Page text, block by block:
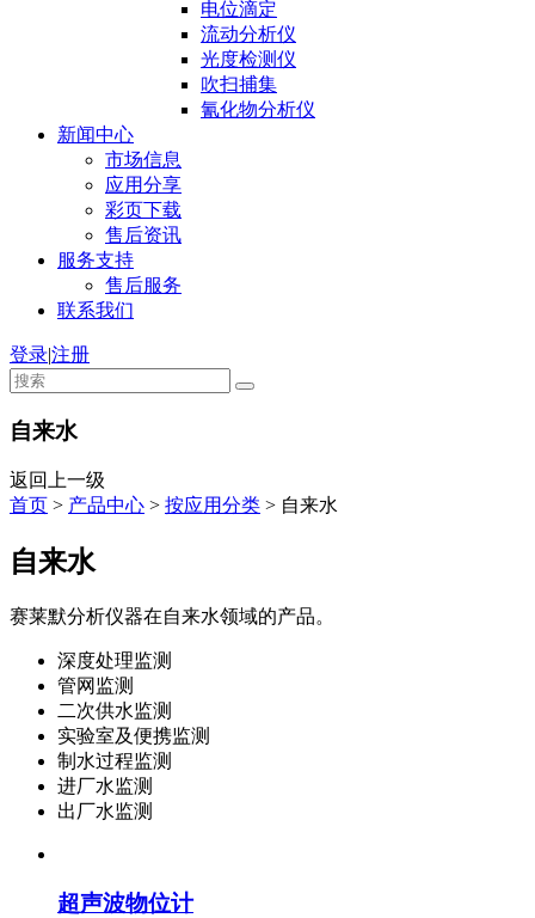
电位滴定
流动分析仪
光度检测仪
吹扫捕集
氰化物分析仪
新闻中心
市场信息
应用分享
彩页下载
售后资讯
服务支持
售后服务
联系我们
登录|注册
自来水
返回上一级
首页 > 产品中心 > 按应用分类 > 自来水
自来水
赛莱默分析仪器在自来水领域的产品。
深度处理监测
管网监测
二次供水监测
实验室及便携监测
制水过程监测
进厂水监测
出厂水监测
超声波物位计